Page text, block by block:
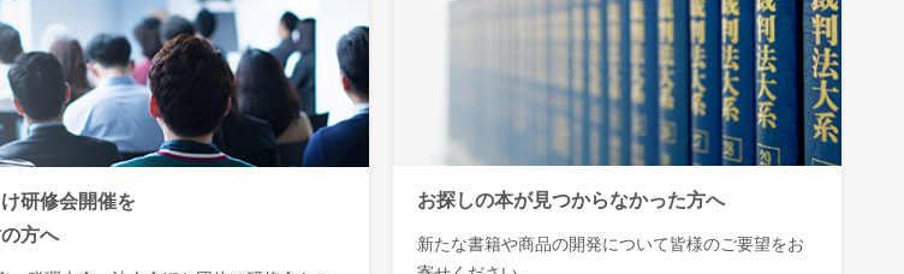
研修会開催を
方へ
お探しの本が見つからなかった方へ
新たな書籍や商品の開発について皆様のご要望をお